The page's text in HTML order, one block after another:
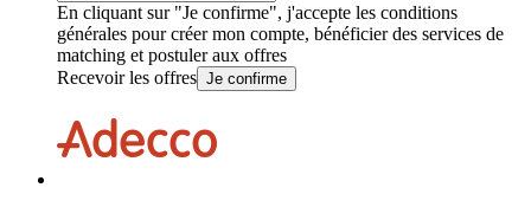
En cliquant sur "Je confirme", j'accepte les conditions
générales pour créer mon compte, bénéficier des services de
matching et postuler aux offres
Recevoir les offres Je confirme